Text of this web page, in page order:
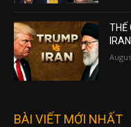
THẾ
BÀI VIẾT MỚI NHẤT